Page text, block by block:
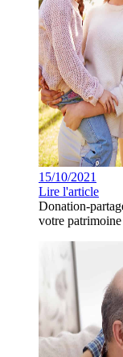
15/10/2021
Lire l'article
Donation-
votre